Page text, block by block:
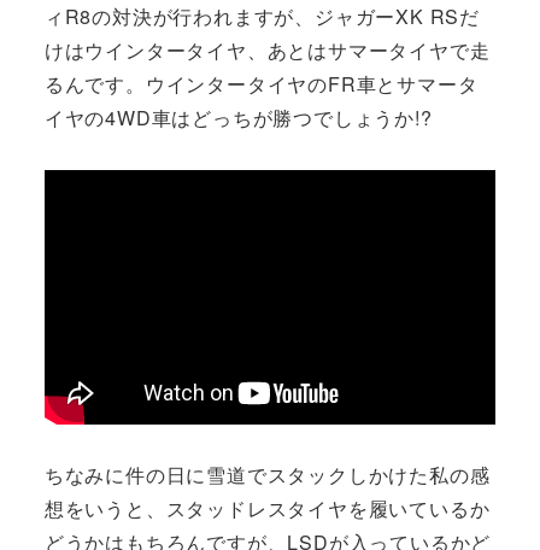
ィR8の対決が行われますが、ジャガーXK RSだ
けはウインタータイヤ、あとはサマータイヤで走
るんです。ウインタータイヤのFR車とサマータ
イヤの4WD車はどっちが勝つでしょうか!?
ちなみに件の日に雪道でスタックしかけた私の感
想をいうと、スタッドレスタイヤを履いているか
どうかはもちろんですが、LSDが入っているかど